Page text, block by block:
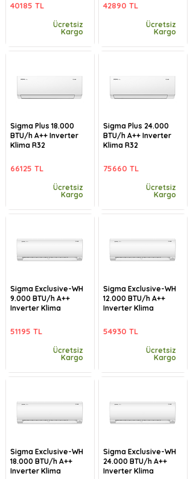
40185 TL
Ücretsiz
Kargo
Sigma Plus 18.000
BTU/h A++ Inverter
Klima R32
66125 TL
Ücretsiz
Kargo
Sigma Exclusive-WH
9.000 BTU/h A++
Inverter Klima
51195 TL
Ücretsiz
Kargo
Sigma Exclusive-WH
18.000 BTU/h A++
Inverter Klima
42890 TL
Ücretsiz
Kargo
Sigma Plus 24.000
BTU/h A++ Inverter
Klima R32
75660 TL
Ücretsiz
Kargo
Sigma Exclusive-WH
12.000 BTU/h A++
Inverter Klima
54930 TL
Ücretsiz
Kargo
Sigma Exclusive-WH
24.000 BTU/h A++
Inverter Klima